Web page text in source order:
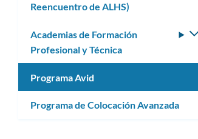
Reencuentro de ALHS)
Academias de Formación
Profesional y Técnica
Programa Avid
Programa de Colocación Avanzada